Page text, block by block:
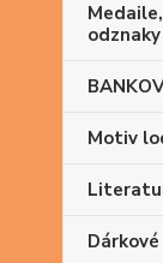
odznaky
Motiv